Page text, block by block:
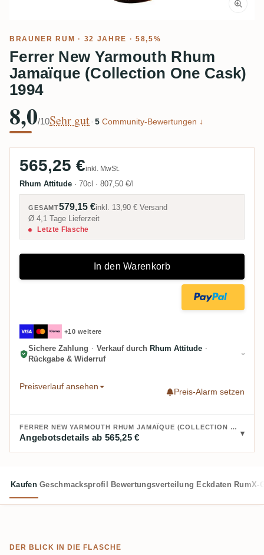
BRAUNER RUM · 32 JAHRE · 58,5%
Ferrer New Yarmouth Rhum
Jamaïque (Collection One Cask)
1994
8,0/10Sehr gut · 5 Community-Bewertungen ↓
565,25 €inkl. MwSt.
Rhum Attitude · 70cl · 807,50 €/l
GESAMT579,15 €inkl. 13,90 € Versand
Ø 4,1 Tage Lieferzeit
Letzte Flasche
In den Warenkorb
+10 weitere
Sichere Zahlung · Verkauf durch Rhum Attitude ·
Rückgabe & Widerruf
Preisverlauf ansehen
Preis-Alarm setzen
FERRER NEW YARMOUTH RHUM JAMAÏQUE (COLLECTION ONE CASK) 1994 KAUFEN:
Angebotsdetails ab 565,25 €
Kaufen Geschmacksprofil Bewertungsverteilung Eckdaten RumX-
DER BLICK IN DIE FLASCHE